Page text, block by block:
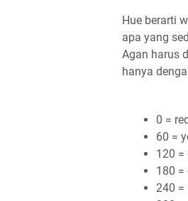
Hue berarti
apa yang
Agan harus
hanya
0 =
60 =
120 =
180 =
240 =